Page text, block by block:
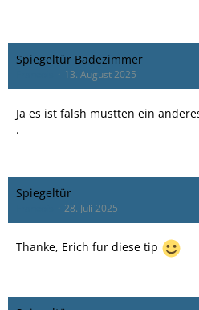
Spiegeltür Badezimmer
13. August 2025
Ja es ist falsh mustten ein
.
Spiegeltür
28. Juli 2025
Thanke, Erich fur diese tip